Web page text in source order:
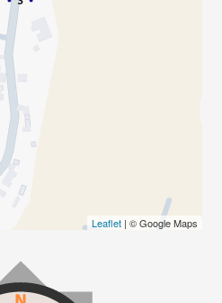
Leaflet| © Google Maps